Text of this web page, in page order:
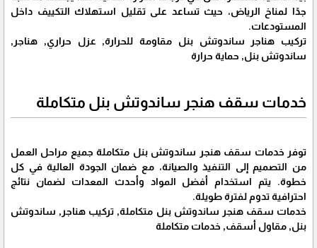
جدًا لمناخ الرياض، حيث تساعد على تقليل استهلاك التكييف داخل
المستودعات.
تركيب هناجر ساندوتش بنل مقاومة للحرارة, عزل حراري, هناجر,
ساندوتش بنل, حماية حرارة
خدمات سقف هنجر ساندوتش بنل متكاملة
توفر خدمات سقف هنجر ساندوتش بنل متكاملة جميع مراحل العمل
من التصميم إلى التنفيذ والصيانة، مع ضمان الجودة العالية في كل
خطوة. يتم استخدام أفضل المواد وأحدث المعدات لضمان نتائج
احترافية تدوم لفترة طويلة.
خدمات سقف هنجر ساندوتش بنل متكاملة, تركيب هناجر, ساندوتش
بنل, مقاول أسقف, خدمات متكاملة